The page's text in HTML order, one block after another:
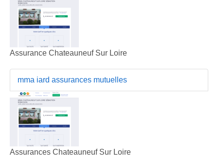
Assurance Chateauneuf Sur Loire
mma iard assurances mutuelles
Assurances Chateauneuf Sur Loire